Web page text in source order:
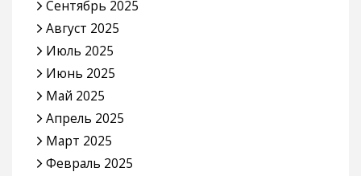
Сентябрь 2025
Август 2025
Июль 2025
Июнь 2025
Май 2025
Апрель 2025
Март 2025
Февраль 2025